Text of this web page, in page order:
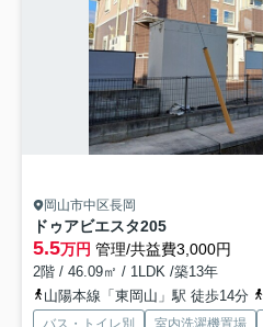
岡山市中区長岡
ドゥアビエスタ205
5.5万円 管理/共益費3,000円
2階 / 46.09㎡ / 1LDK /築13年
山陽本線「東岡山」駅 徒歩14分
バス・トイレ別 室内洗濯機置場